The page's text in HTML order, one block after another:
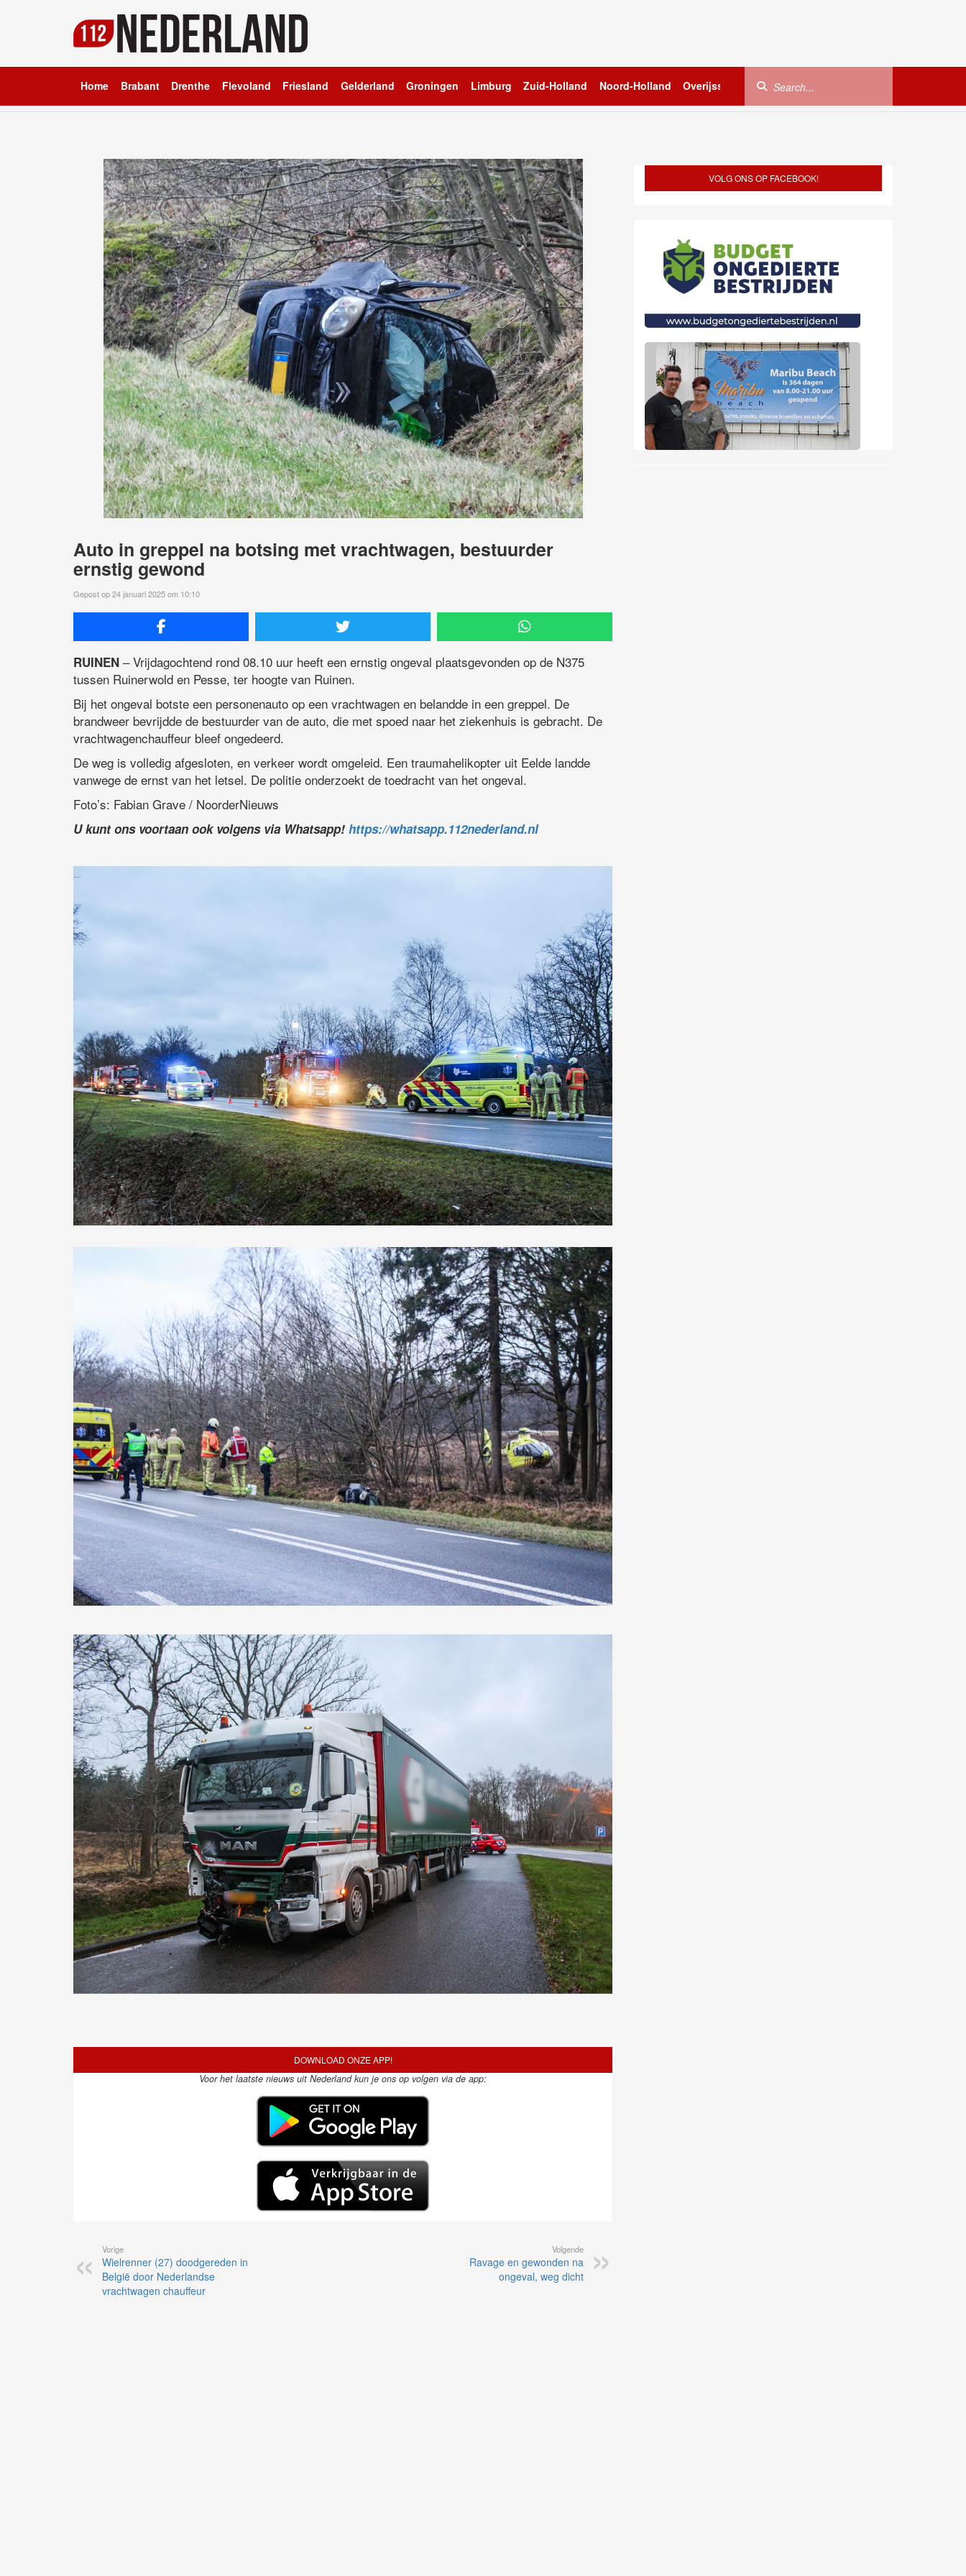
Home Brabant Drenthe Flevoland Friesland Gelderland Groningen Limburg Zuid-Holland Noord-Holland Overijssel Utrecht Zeeland
Auto in greppel na botsing met vrachtwagen, bestuurder
ernstig gewond
Gepost op 24 januari 2025 om 10:10
RUINEN – Vrijdagochtend rond 08.10 uur heeft een ernstig ongeval plaatsgevonden op de N375
tussen Ruinerwold en Pesse, ter hoogte van Ruinen.
Bij het ongeval botste een personenauto op een vrachtwagen en belandde in een greppel. De
brandweer bevrijdde de bestuurder van de auto, die met spoed naar het ziekenhuis is gebracht. De
vrachtwagenchauffeur bleef ongedeerd.
De weg is volledig afgesloten, en verkeer wordt omgeleid. Een traumahelikopter uit Eelde landde
vanwege de ernst van het letsel. De politie onderzoekt de toedracht van het ongeval.
Foto’s: Fabian Grave / NoorderNieuws
U kunt ons voortaan ook volgens via Whatsapp! https://whatsapp.112nederland.nl
DOWNLOAD ONZE APP!
Voor het laatste nieuws uit Nederland kun je ons op volgen via de app:
Vorige
Wielrenner (27) doodgereden in
België door Nederlandse
vrachtwagen chauffeur
Volgende
Ravage en gewonden na
ongeval, weg dicht
VOLG ONS OP FACEBOOK!